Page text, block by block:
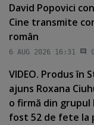
David Popovici
Cine transmite
român
6 AUG 2026 16:31
VIDEO. Produs în
ajuns Roxana
o firmă din grupul
fost 52 de fete la